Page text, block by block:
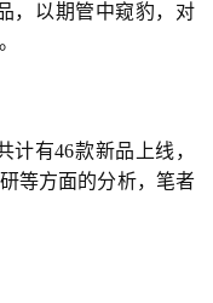
，以期管中窥豹，对
计有46款新品上线，
等方面的分析，笔者